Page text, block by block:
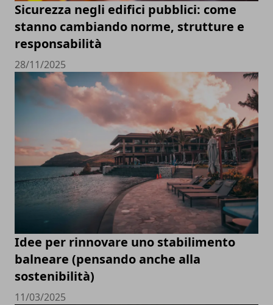
Sicurezza negli edifici pubblici: come
stanno cambiando norme, strutture e
responsabilità
28/11/2025
Idee per rinnovare uno stabilimento
balneare (pensando anche alla
sostenibilità)
11/03/2025